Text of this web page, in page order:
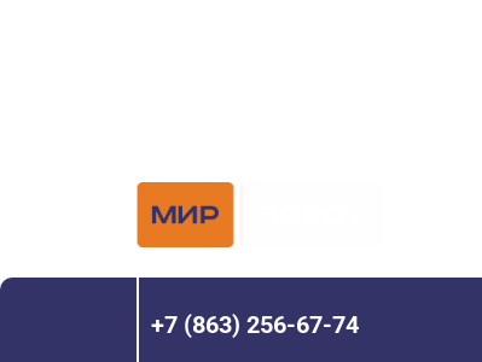
+7 (863) 256-67-74